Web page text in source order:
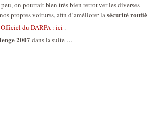
on pourrait bien très bien retrouver les diverses
propres voitures, afin d’améliorer lasécurité
Officiel du DARPA : ici .
2007 dans la suite …